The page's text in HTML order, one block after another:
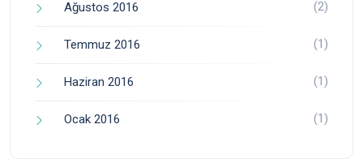
Ağustos 2016 (2)
Temmuz 2016 (1)
Haziran 2016 (1)
Ocak 2016 (1)